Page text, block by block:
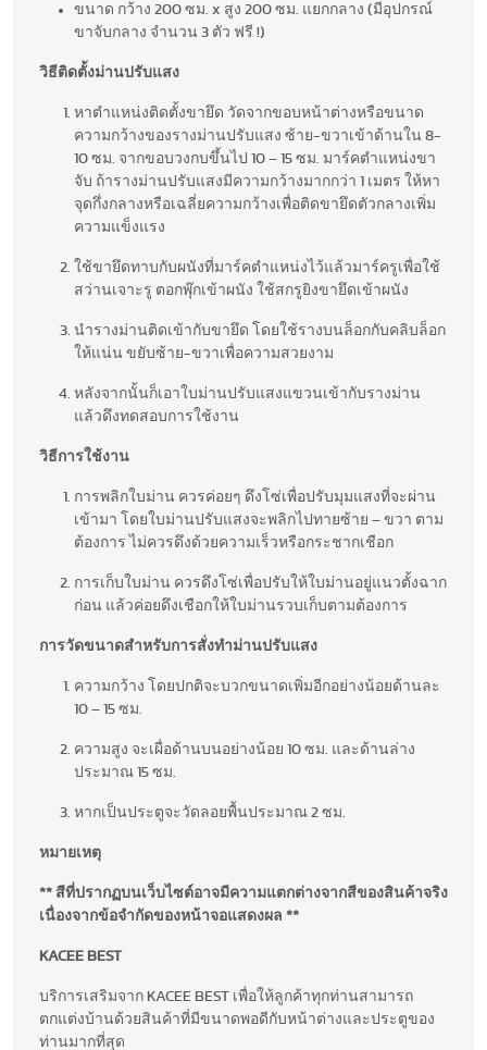
ขนาด กว้าง 200 ซม. x สูง 200 ซม. แยกกลาง (มีอุปกรณ์
ขาจับกลาง จำนวน 3 ตัว ฟรี !)
วิธีติดตั้งม่านปรับแสง
หาตำแหน่งติดตั้งขายึด วัดจากขอบหน้าต่างหรือขนาด
ความกว้างของรางม่านปรับแสง ซ้าย-ขวาเข้าด้านใน 8-
10 ซม. จากขอบวงกบขึ้นไป 10 – 15 ซม. มาร์คตำแหน่งขา
จับ ถ้ารางม่านปรับแสงมีความกว้างมากกว่า 1 เมตร ให้หา
จุดกึ่งกลางหรือเฉลี่ยความกว้างเพื่อติดขายึดตัวกลางเพิ่ม
ความแข็งแรง
ใช้ขายึดทาบกับผนังที่มาร์คตำแหน่งไว้แล้วมาร์ครูเพื่อใช้
สว่านเจาะรู ตอกพุ๊กเข้าผนัง ใช้สกรูยิงขายึดเข้าผนัง
นำรางม่านติดเข้ากับขายึด โดยใช้รางบนล็อกกับคลิบล็อก
ให้แน่น ขยับซ้าย-ขวาเพื่อความสวยงาม
หลังจากนั้นก็เอาใบม่านปรับแสงแขวนเข้ากับรางม่าน
แล้วดึงทดสอบการใช้งาน
วิธีการใช้งาน
การพลิกใบม่าน ควรค่อยๆ ดึงโซ่เพื่อปรับมุมแสงที่จะผ่าน
เข้ามา โดยใบม่านปรับแสงจะพลิกไปทายซ้าย – ขวา ตาม
ต้องการ ไม่ควรดึงด้วยความเร็วหรือกระชากเชือก
การเก็บใบม่าน ควรดึงโซ่เพื่อปรับให้ใบม่านอยู่แนวตั้งฉาก
ก่อน แล้วค่อยดึงเชือกให้ใบม่านรวบเก็บตามต้องการ
การวัดขนาดสำหรับการสั่งทำม่านปรับแสง
ความกว้าง โดยปกติจะบวกขนาดเพิ่มอีกอย่างน้อยด้านละ
10 – 15 ซม.
ความสูง จะเผื่อด้านบนอย่างน้อย 10 ซม. และด้านล่าง
ประมาณ 15 ซม.
หากเป็นประตูจะวัดลอยพื้นประมาณ 2 ซม.
หมายเหตุ
** สีที่ปรากฏบนเว็บไซต์อาจมีความแตกต่างจากสีของสินค้าจริง
เนื่องจากข้อจำกัดของหน้าจอแสดงผล **
KACEE BEST
บริการเสริมจาก KACEE BEST เพื่อให้ลูกค้าทุกท่านสามารถ
ตกแต่งบ้านด้วยสินค้าที่มีขนาดพอดีกับหน้าต่างและประตูของ
ท่านมากที่สุด